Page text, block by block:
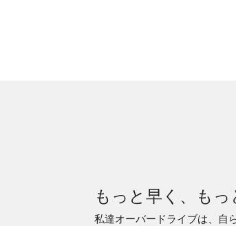
もっと早く、もっ
私達オーバードライブは、自